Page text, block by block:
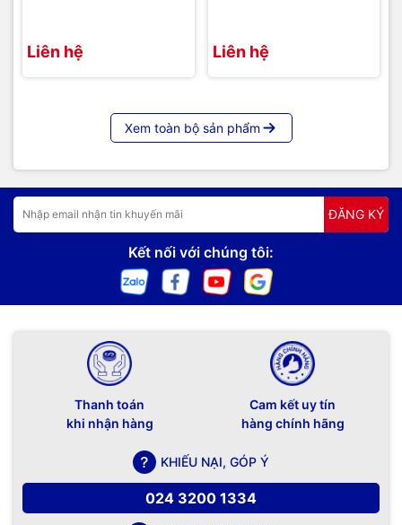
Liên hệ Liên hệ
Xem toàn bộ sản phẩm
ĐĂNG KÝ
Kết nối với chúng tôi:
Thanh toán
khi nhận hàng
Cam kết uy tín
hàng chính hãng
KHIẾU NẠI, GÓP Ý
024 3200 1334